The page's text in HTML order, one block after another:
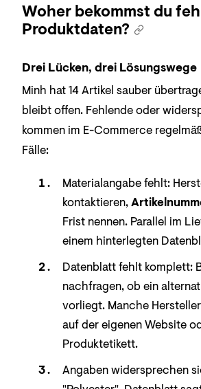
Woher bekommst du
Produktdaten?
Drei Lücken, drei Lösungswege
Minh hat 14 Artikel sauber
bleibt offen. Fehlende oder
kommen im E-Commerce
Fälle:
Materialangabe fehlt:
kontaktieren,
Frist nennen. Parallel im
einem hinterlegten
Datenblatt fehlt komplett:
nachfragen, ob ein
vorliegt. Manche
auf der eigenen Website
Produktetikett.
Angaben widersprechen